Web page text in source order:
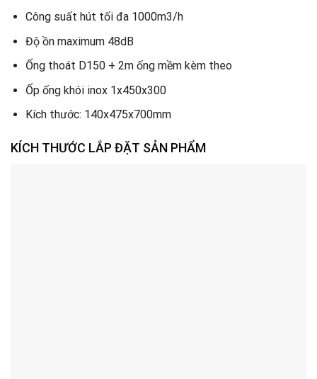
Công suất hút tối đa 1000m3/h
Độ ồn maximum 48dB
Ống thoát D150 + 2m ống mềm kèm theo
Ốp ống khói inox 1x450x300
Kích thước: 140x475x700mm
KÍCH THƯỚC LẮP ĐẶT SẢN PHẨM